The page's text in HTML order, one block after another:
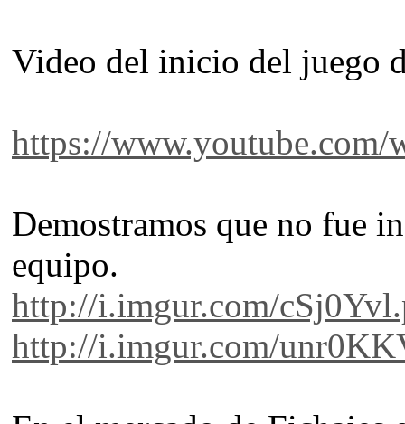
Video del inicio del juego
https://www.youtube.com/
Demostramos que no fue
equipo.
http://i.imgur.com/
http://i.imgur.com/